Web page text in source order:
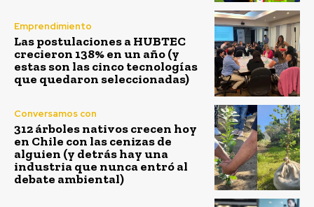
Emprendimiento
Las postulaciones a HUBTEC
crecieron 138% en un año (y
estas son las cinco tecnologías
que quedaron seleccionadas)
Conversamos con
312 árboles nativos crecen hoy
en Chile con las cenizas de
alguien (y detrás hay una
industria que nunca entró al
debate ambiental)